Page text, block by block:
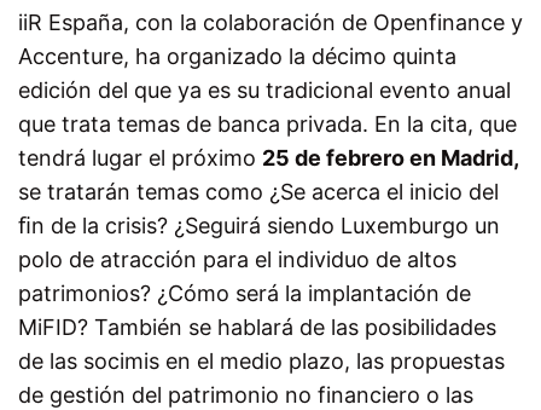
iiR España, con la colaboración de Openfinance y
Accenture, ha organizado la décimo quinta
edición del que ya es su tradicional evento anual
que trata temas de banca privada. En la cita, que
tendrá lugar el próximo 25 de febrero en Madrid,
se tratarán temas como ¿Se acerca el inicio del
ﬁn de la crisis? ¿Seguirá siendo Luxemburgo un
polo de atracción para el individuo de altos
patrimonios? ¿Cómo será la implantación de
MiFID? También se hablará de las posibilidades
de las socimis en el medio plazo, las propuestas
de gestión del patrimonio no financiero o las